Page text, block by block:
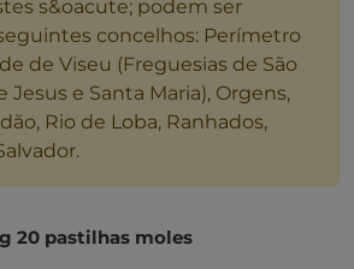
s&oacute; podem ser
concelhos: Perímetro
de Viseu (Freguesias de São
Jesus e Santa Maria), Orgens,
Rio de Loba, Ranhados,
20 pastilhas moles